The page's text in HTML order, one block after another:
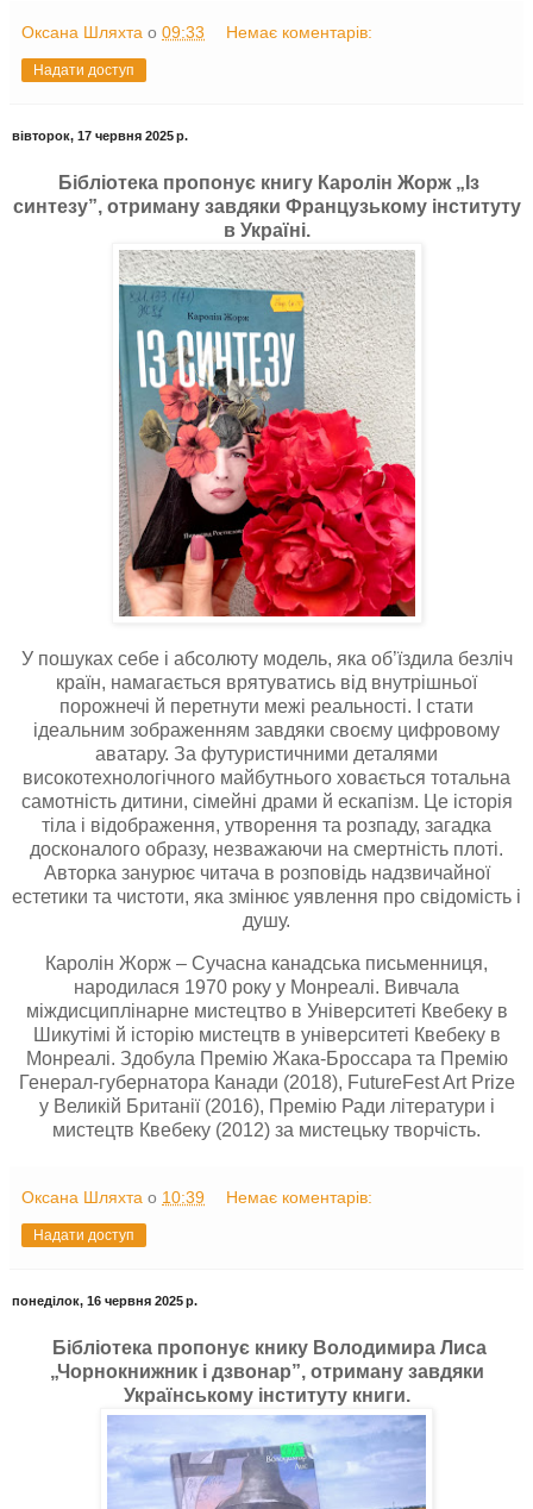
Оксана Шляхта о 09:33 Немає коментарів:
Надати доступ
вівторок, 17 червня 2025 р.
Бібліотека пропонує книгу Каролін Жорж „Із
синтезу”, отриману завдяки Французькому інституту
в Україні.
У пошуках себе і абсолюту модель, яка об’їздила безліч
країн, намагається врятуватись від внутрішньої
порожнечі й перетнути межі реальності. І стати
ідеальним зображенням завдяки своєму цифровому
аватару. За футуристичними деталями
високотехнологічного майбутнього ховається тотальна
самотність дитини, сімейні драми й ескапізм. Це історія
тіла і відображення, утворення та розпаду, загадка
досконалого образу, незважаючи на смертність плоті.
Авторка занурює читача в розповідь надзвичайної
естетики та чистоти, яка змінює уявлення про свідомість і
душу.
Каролін Жорж – Сучасна канадська письменниця,
народилася 1970 року у Монреалі. Вивчала
міждисциплінарне мистецтво в Університеті Квебеку в
Шикутімі й історію мистецтв в університеті Квебеку в
Монреалі. Здобула Премію Жака-Броссара та Премію
Генерал-губернатора Канади (2018), FutureFest Art Prize
у Великій Британії (2016), Премію Ради літератури і
мистецтв Квебеку (2012) за мистецьку творчість.
Оксана Шляхта о 10:39 Немає коментарів:
Надати доступ
понеділок, 16 червня 2025 р.
Бібліотека пропонує книку Володимира Лиса
„Чорнокнижник і дзвонар”, отриману завдяки
Українському інституту книги.